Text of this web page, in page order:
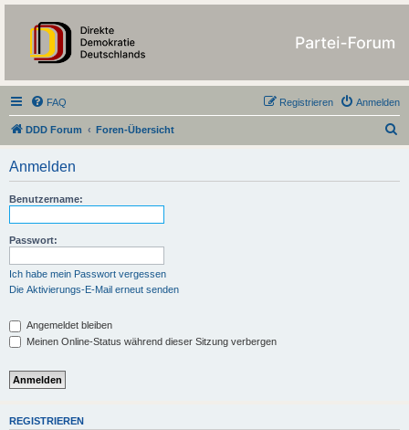
https://forum.ddd-
partei.de/
FAQ Anmelden
Registrieren
DDD Forum Foren-Übersicht
Anmelden
Benutzername:
Passwort:
Ich habe mein Passwort vergessen
Die Aktivierungs-E-Mail erneut senden
Angemeldet bleiben
Meinen Online-Status während dieser Sitzung verbergen
REGISTRIEREN